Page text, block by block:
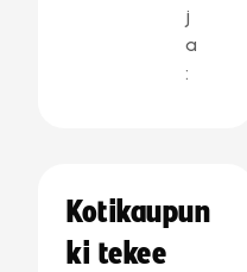
j
a
:
Kotikaupun
ki tekee